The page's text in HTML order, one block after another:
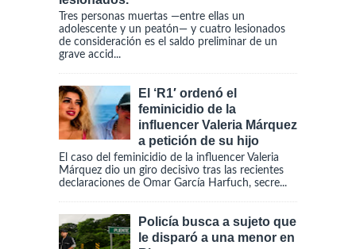
Tres personas muertas —entre ellas un
adolescente y un peatón— y cuatro lesionados
de consideración es el saldo preliminar de un
grave accid...
El ‘R1′ ordenó el
feminicidio de la
influencer Valeria Márquez
a petición de su hijo
El caso del feminicidio de la influencer Valeria
Márquez dio un giro decisivo tras las recientes
declaraciones de Omar García Harfuch, secre...
Policía busca a sujeto que
le disparó a una menor en